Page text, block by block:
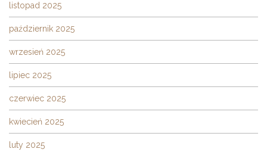
listopad 2025
październik 2025
wrzesień 2025
lipiec 2025
czerwiec 2025
kwiecień 2025
luty 2025